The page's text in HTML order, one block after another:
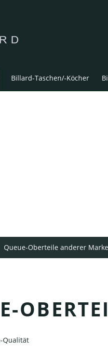
Billard-Taschen/-Köcher
Queue-Oberteile anderer
Qualität